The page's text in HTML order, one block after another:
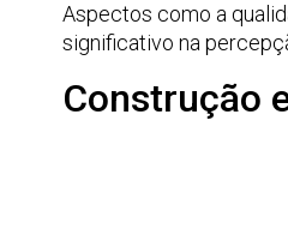
Aspectos como a
significativo na
Construção